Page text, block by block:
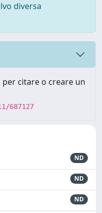
diversa
citare o creare un
687127
ND
ND
ND